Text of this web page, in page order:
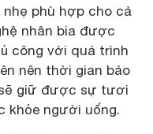
phù hợp cho cả
nhân bia được
công với quá trình
nên thời gian bảo
giữ được sự tươi
khỏe người uống.